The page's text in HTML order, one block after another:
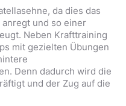
da dies das
und so einer
Neben Krafttraining
mit gezielten Übungen
Denn dadurch wird die
und der Zug auf die